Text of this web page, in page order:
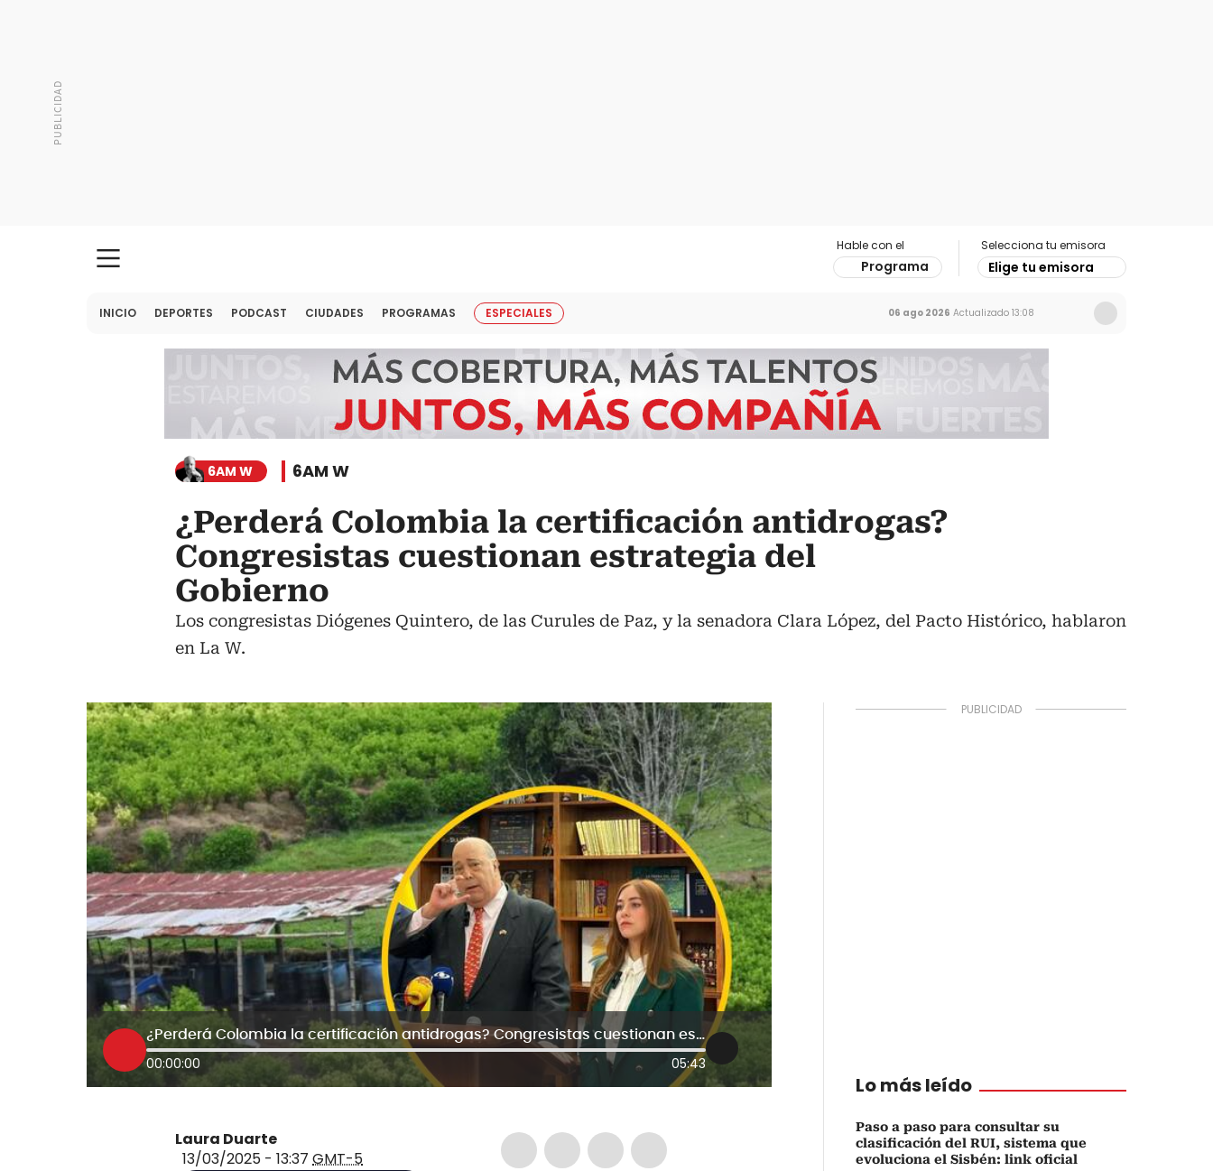
Hable con el
Programa
Selecciona tu emisora
Elige tu emisora
INICIO DEPORTES PODCAST CIUDADES PROGRAMAS ESPECIALES 06 ago 2026 Actualizado 13:08
6AM W 6AM W
¿Perderá Colombia la certificación antidrogas?
Congresistas cuestionan estrategia del
Gobierno
Los congresistas Diógenes Quintero, de las Curules de Paz, y la senadora Clara López, del Pacto Histórico, hablaron
en La W.
¿Perderá Colombia la certificación antidrogas? Congresistas cuestionan estrategia del Gobierno
00:00:00 05:43
Laura Duarte
13/03/2025 - 13:37 GMT-5
Lo más leído
Paso a paso para consultar su
clasificación del RUI, sistema que
evoluciona el Sisbén: link oficial